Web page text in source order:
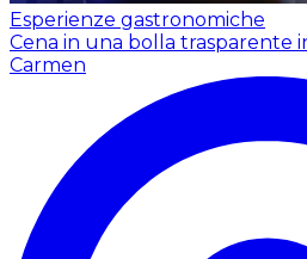
Esperienze gastronomiche
Cena in una bolla trasparente
Carmen